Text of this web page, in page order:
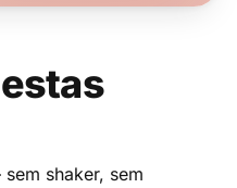
shaker, sem